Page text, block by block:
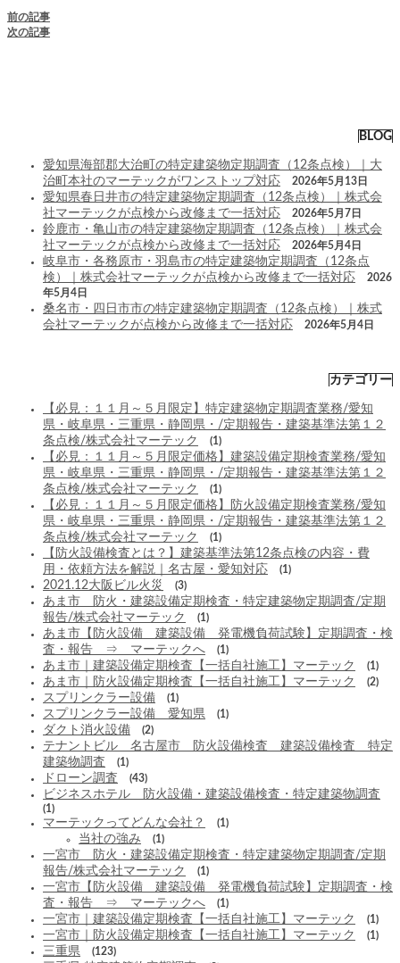
前の記事
次の記事
BLOG
愛知県海部郡大治町の特定建築物定期調査（12条点検）｜大
治町本社のマーテックがワンストップ対応
2026年5月13日
愛知県春日井市の特定建築物定期調査（12条点検）｜株式会
社マーテックが点検から改修まで一括対応
2026年5月7日
鈴鹿市・亀山市の特定建築物定期調査（12条点検）｜株式会
社マーテックが点検から改修まで一括対応
2026年5月4日
岐阜市・各務原市・羽島市の特定建築物定期調査（12条点
検）｜株式会社マーテックが点検から改修まで一括対応
2026
年5月4日
桑名市・四日市市の特定建築物定期調査（12条点検）｜株式
会社マーテックが点検から改修まで一括対応
2026年5月4日
カテゴリー
【必見：１１月～５月限定】特定建築物定期調査業務/愛知
県・岐阜県・三重県・静岡県・/定期報告・建築基準法第１２
条点検/株式会社マーテック
(1)
【必見：１１月～５月限定価格】建築設備定期検査業務/愛知
県・岐阜県・三重県・静岡県・/定期報告・建築基準法第１２
条点検/株式会社マーテック
(1)
【必見：１１月～５月限定価格】防火設備定期検査業務/愛知
県・岐阜県・三重県・静岡県・/定期報告・建築基準法第１２
条点検/株式会社マーテック
(1)
【防火設備検査とは？】建築基準法第12条点検の内容・費
用・依頼方法を解説｜名古屋・愛知対応
(1)
2021.12大阪ビル火災 (3)
あま市 防火・建築設備定期検査・特定建築物定期調査/定期
報告/株式会社マーテック
(1)
あま市【防火設備 建築設備 発電機負荷試験】定期調査・検
査・報告 ⇒ マーテックへ
(1)
あま市｜建築設備定期検査【一括自社施工】マーテック (1)
あま市｜防火設備定期検査【一括自社施工】マーテック (2)
スプリンクラー設備 (1)
スプリンクラー設備 愛知県 (1)
ダクト消火設備 (2)
テナントビル 名古屋市 防火設備検査 建築設備検査 特定
建築物調査
(1)
ドローン調査 (43)
ビジネスホテル 防火設備・建築設備検査・特定建築物調査
(1)
マーテックってどんな会社？ (1)
当社の強み (1)
一宮市 防火・建築設備定期検査・特定建築物定期調査/定期
報告/株式会社マーテック
(1)
一宮市【防火設備 建築設備 発電機負荷試験】定期調査・検
査・報告 ⇒ マーテックへ
(1)
一宮市｜建築設備定期検査【一括自社施工】マーテック (1)
一宮市｜防火設備定期検査【一括自社施工】マーテック (1)
三重県 (123)